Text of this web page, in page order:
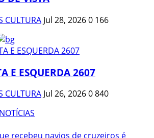
CULTURA Jul 28, 20260 166
E ESQUERDA 2607
CULTURA Jul 26, 20260840